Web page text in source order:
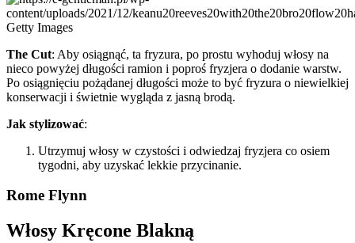
Getty Images
The Cut: Aby osiągnąć, ta fryzura, po prostu wyhoduj włosy na
nieco powyżej długości ramion i poproś fryzjera o dodanie warstw.
Po osiągnięciu pożądanej długości może to być fryzura o niewielkiej
konserwacji i świetnie wygląda z jasną brodą.
Jak stylizować:
Utrzymuj włosy w czystości i odwiedzaj fryzjera co osiem
tygodni, aby uzyskać lekkie przycinanie.
Rome Flynn
Włosy Kręcone Blakną